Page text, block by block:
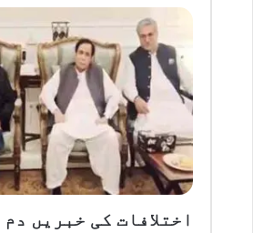
اختلافات کی خبریں